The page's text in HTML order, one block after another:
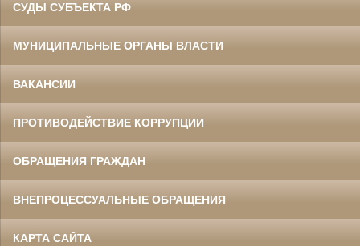
СУДЫ СУБЪЕКТА РФ
МУНИЦИПАЛЬНЫЕ ОРГАНЫ ВЛАСТИ
ВАКАНСИИ
ПРОТИВОДЕЙСТВИЕ КОРРУПЦИИ
ОБРАЩЕНИЯ ГРАЖДАН
ВНЕПРОЦЕССУАЛЬНЫЕ ОБРАЩЕНИЯ
КАРТА САЙТА